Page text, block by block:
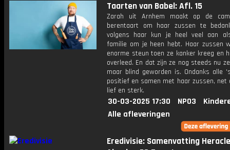
Taarten van Babel: Afl. 15
Zarah uit Arnhem maakt op de
berentaart om haar zussen te
volgens haar kun je heel veel aan
familie om je heen hebt. Haar zussen
enorme steun toen ze kanker kreeg en
overleed. En dat zijn ze nog steeds nu
maar blind geworden is. Ondanks alle
positief en samen met haar zussen, net
lief en sterk.
30-03-2025 17:30 NPO3
Alle afleveringen
Eredivisie: Samenvatting